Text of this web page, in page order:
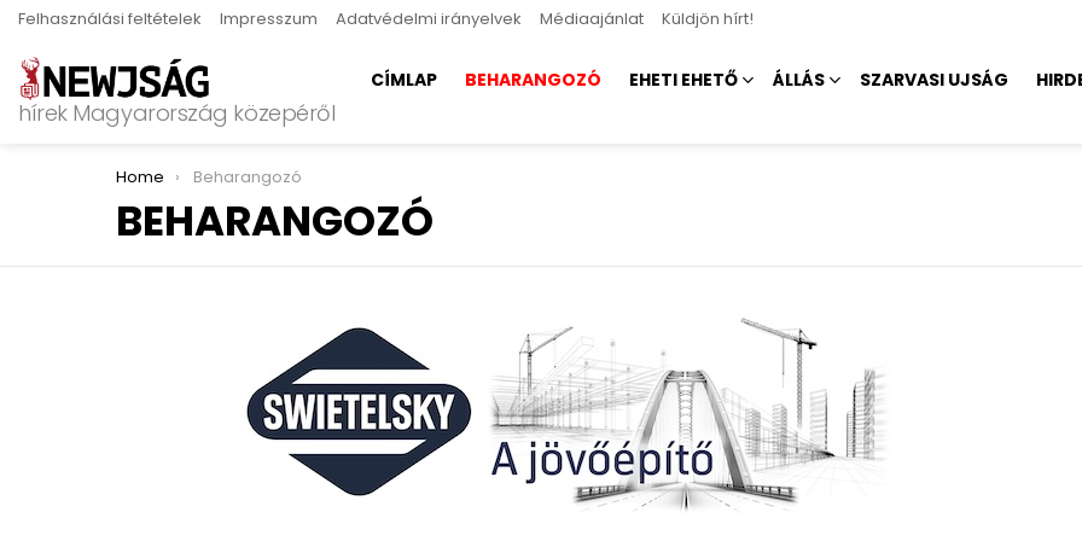
Felhasználási feltételek Impresszum Adatvédelmi irányelvek Médiaajánlat Küldjön hírt!
hírek Magyarország közepéről
CÍMLAP BEHARANGOZÓ EHETI EHETŐ ÁLLÁS SZARVASI UJSÁG
You are here:
Home Beharangozó
BEHARANGOZÓ